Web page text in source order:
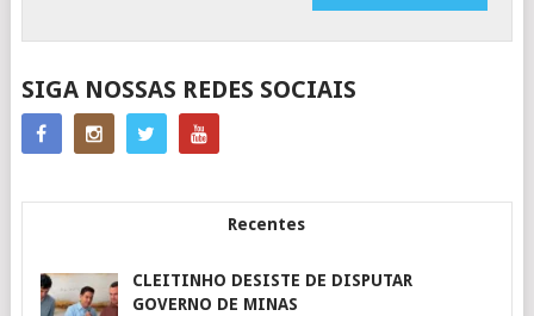
SIGA NOSSAS REDES SOCIAIS
Recentes
CLEITINHO DESISTE DE DISPUTAR
GOVERNO DE MINAS